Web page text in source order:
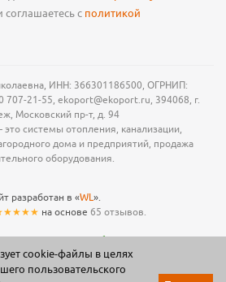
соглашаетесь с политикой
ИНН: 366301186500, ОГРНИП:
707-21-55, ekoport@ekoport.ru, 394068, г.
Московский пр-т, д. 94
системы отопления, канализации,
дома и предприятий, продажа
оборудования.
разработан в «WL».
на основе 65 отзывов.
cookie-файлы в целях
пользовательского